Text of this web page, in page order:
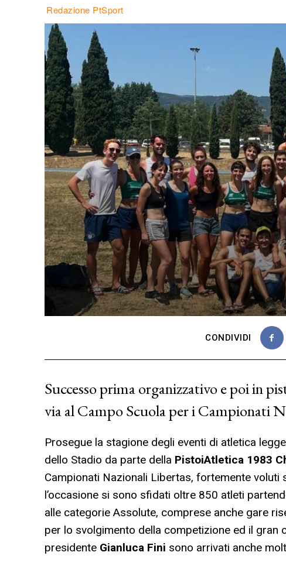
Redazione PtSport
CONDIVIDI
Successo prima organizzativo e poi in
via al Campo Scuola per i Campionati
Prosegue la stagione degli eventi di atletica
dello Stadio da parte della PistoiAtletica 1983
Campionati Nazionali Libertas, fortemente voluti
l’occasione si sono sfidati oltre 850 atleti
alle categorie Assolute, comprese anche gare
per lo svolgimento della competizione ed il gran
presidente Gianluca Fini sono arrivati anche